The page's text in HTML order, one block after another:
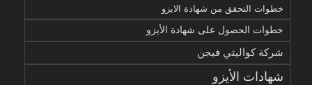
خطوات التحقق من شهادة الايزو
خطوات الحصول على شهادة الأيزو
شركة كواليتي فيجن
شهادات الأيزو